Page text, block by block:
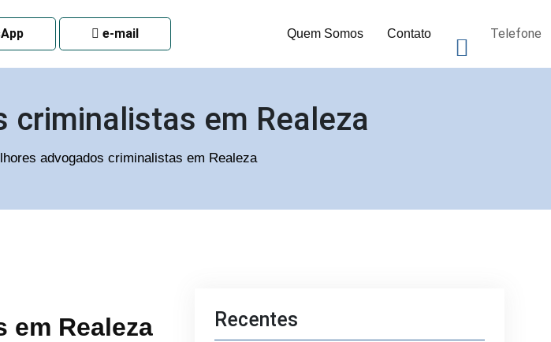
e-mail Quem Somos Contato Telefone
em Realeza
advogados criminalistas em Realeza
Realeza Recentes